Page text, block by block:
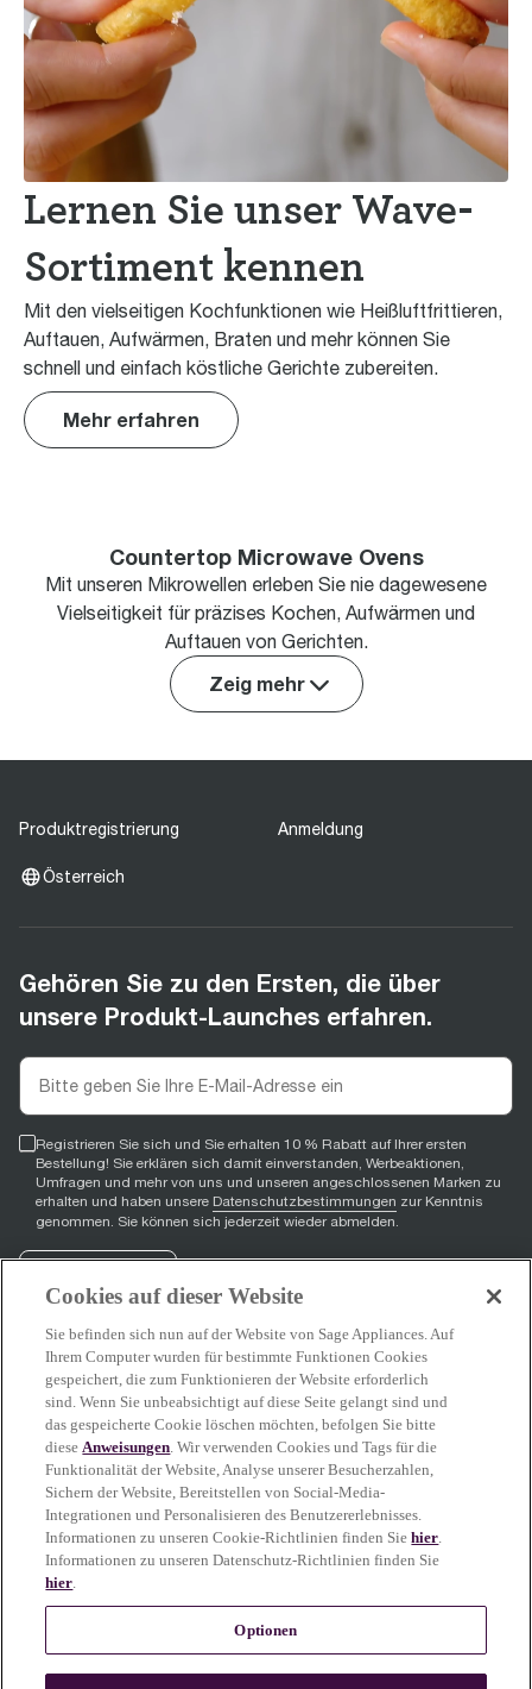
Lernen Sie unser Wave-
Sortiment kennen
Mit den vielseitigen Kochfunktionen wie Heißluftfrittieren,
Auftauen, Aufwärmen, Braten und mehr können Sie
schnell und einfach köstliche Gerichte zubereiten.
Mehr erfahren
Countertop Microwave Ovens
Mit unseren Mikrowellen erleben Sie nie dagewesene
Vielseitigkeit für präzises Kochen, Aufwärmen und
Auftauen von Gerichten.
Zeig mehr
Produktregistrierung Anmeldung
Österreich
Gehören Sie zu den Ersten, die über
unsere Produkt-Launches erfahren.
Registrieren Sie sich und Sie erhalten 10 % Rabatt auf Ihrer ersten
Bestellung! Sie erklären sich damit einverstanden, Werbeaktionen,
Umfragen und mehr von uns und unseren angeschlossenen Marken zu
erhalten und haben unsere Datenschutzbestimmungen zur Kenntnis
genommen. Sie können sich jederzeit wieder abmelden.
Registrieren
Facebook
opens in new tab)
YouTube
(opens in new tab)
Instagram
(opens in new tab)
Sage Service
Mehr erfahren
Einige Inhalte auf dieser Seite wurden mit Unterstützung von KI erstellt oder
Cookies auf dieser Website
Sie befinden sich nun auf der Website von Sage Appliances. Auf
Ihrem Computer wurden für bestimmte Funktionen Cookies
gespeichert, die zum Funktionieren der Website erforderlich
sind. Wenn Sie unbeabsichtigt auf diese Seite gelangt sind und
das gespeicherte Cookie löschen möchten, befolgen Sie bitte
dieseAnweisungen. Wir verwenden Cookies und Tags für die
Funktionalität der Website, Analyse unserer Besucherzahlen,
Sichern der Website, Bereitstellen von Social-Media-
Integrationen und Personalisieren des Benutzererlebnisses.
Informationen zu unseren Cookie-Richtlinien finden Siehier.
Informationen zu unseren Datenschutz-Richtlinien finden Sie
hier.
Optionen